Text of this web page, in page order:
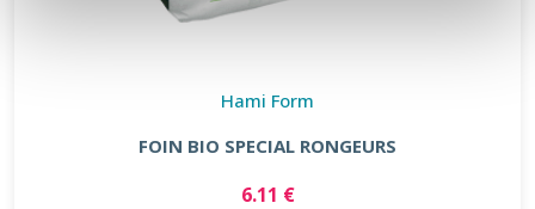
Hami Form
FOIN BIO SPECIAL RONGEURS
6.11 €